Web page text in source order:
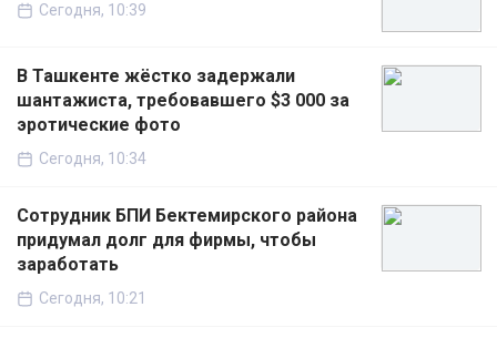
Сегодня, 10:39
В Ташкенте жёстко задержали
шантажиста, требовавшего $3 000 за
эротические фото
Сегодня, 10:34
Сотрудник БПИ Бектемирского района
придумал долг для фирмы, чтобы
заработать
Сегодня, 10:21